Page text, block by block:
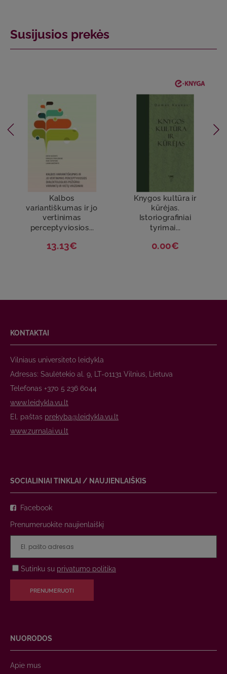
Susijusios prekės
Kalbos
variantiškumas ir jo
vertinimas
perceptyviosios...
13.13€
Knygos kultūra ir
kūrėjas.
Istoriografiniai
tyrimai...
0.00€
KONTAKTAI
Vilniaus universiteto leidykla
Adresas: Saulėtekio al. 9, LT-01131 Vilnius, Lietuva
Telefonas +370 5 236 6044
www.leidykla.vu.lt
El. paštas prekyba@leidykla.vu.lt
www.zurnalai.vu.lt
SOCIALINIAI TINKLAI / NAUJIENLAIŠKIS
Facebook
Prenumeruokite naujienlaiškį
Sutinku su privatumo politika
PRENUMERUOTI
NUORODOS
Apie mus